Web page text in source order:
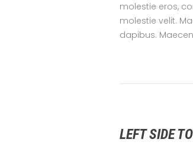
molestie eros,
molestie velit.
dapibus.
LEFT SIDE